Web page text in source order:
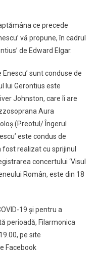
ce precede
vă propune, în cadrul
de Edward Elgar.
sunt conduse de
lui Gerontius este
Johnston, care îi are
Aura
(Preotul/ Îngerul
este condus de
realizat cu sprijinul
concertului ‘Visul
Român, este din 18
19 şi pentru a
perioadă, Filarmonica
pe site
Facebook